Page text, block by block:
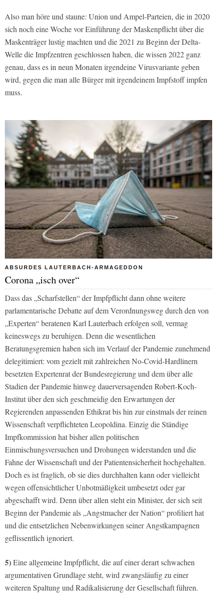
Also man höre und staune: Union und Ampel-Parteien, die in 2020
sich noch eine Woche vor Einführung der Maskenpflicht über die
Maskenträger lustig machten und die 2021 zu Beginn der Delta-
Welle die Impfzentren geschlossen haben, die wissen 2022 ganz
genau, dass es in neun Monaten irgendeine Virusvariante geben
wird, gegen die man alle Bürger mit irgendeinem Impfstoff impfen
muss.
ABSURDES LAUTERBACH-ARMAGEDDON
Corona „isch over“
Dass das „Scharfstellen“ der Impfpflicht dann ohne weitere
parlamentarische Debatte auf dem Verordnungsweg durch den von
„Experten“ beratenen Karl Lauterbach erfolgen soll, vermag
keineswegs zu beruhigen. Denn die wesentlichen
Beratungsgremien haben sich im Verlauf der Pandemie zunehmend
delegitimiert: vom gezielt mit zahlreichen No-Covid-Hardlinern
besetzten Expertenrat der Bundesregierung und dem über alle
Stadien der Pandemie hinweg dauerversagenden Robert-Koch-
Institut über den sich geschmeidig den Erwartungen der
Regierenden anpassenden Ethikrat bis hin zur einstmals der reinen
Wissenschaft verpflichteten Leopoldina. Einzig die Ständige
Impfkommission hat bisher allen politischen
Einmischungsversuchen und Drohungen widerstanden und die
Fahne der Wissenschaft und der Patientensicherheit hochgehalten.
Doch es ist fraglich, ob sie dies durchhalten kann oder vielleicht
wegen offensichtlicher Unbotmäßigkeit umbesetzt oder gar
abgeschafft wird. Denn über allen steht ein Minister, der sich seit
Beginn der Pandemie als „Angstmacher der Nation“ profiliert hat
und die entsetzlichen Nebenwirkungen seiner Angstkampagnen
geflissentlich ignoriert.
5)Eine allgemeine Impfpflicht, die auf einer derart schwachen
argumentativen Grundlage steht, wird zwangsläufig zu einer
weiteren Spaltung und Radikalisierung der Gesellschaft führen.